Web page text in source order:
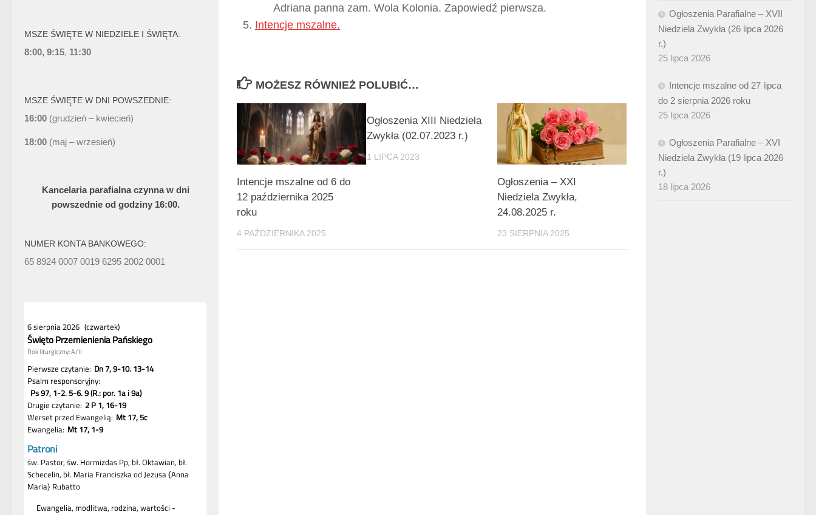
Adriana panna zam. Wola Kolonia. Zapowiedź pierwsza.
Intencje mszalne.
MOŻESZ RÓWNIEŻ POLUBIĆ…
Intencje mszalne od 6 do
12 października 2025
roku
4 PAŹDZIERNIKA 2025
Ogłoszenia XIII Niedziela
Zwykła (02.07.2023 r.)
1 LIPCA 2023
Ogłoszenia – XXI
Niedziela Zwykła,
24.08.2025 r.
23 SIERPNIA 2025
MSZE ŚWIĘTE W NIEDZIELE I ŚWIĘTA:
8:00, 9:15, 11:30
MSZE ŚWIĘTE W DNI POWSZEDNIE:
16:00 (grudzień – kwiecień)
18:00 (maj – wrzesień)
Kancelaria parafialna czynna w dni
powszednie od godziny 16:00.
NUMER KONTA BANKOWEGO:
65 8924 0007 0019 6295 2002 0001
Ogłoszenia Parafialne – XVII
Niedziela Zwykła (26 lipca 2026
r.)
25 lipca 2026
Intencje mszalne od 27 lipca
do 2 sierpnia 2026 roku
25 lipca 2026
Ogłoszenia Parafialne – XVI
Niedziela Zwykła (19 lipca 2026
r.)
18 lipca 2026